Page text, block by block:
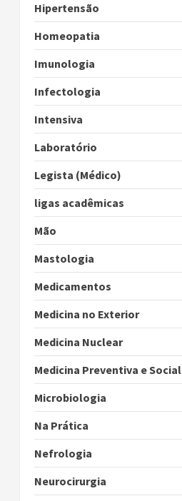
Hipertensão
Homeopatia
Imunologia
Infectologia
Intensiva
Laboratório
Legista (Médico)
ligas acadêmicas
Mão
Mastologia
Medicamentos
Medicina no Exterior
Medicina Nuclear
Medicina Preventiva e Social
Microbiologia
Na Prática
Nefrologia
Neurocirurgia